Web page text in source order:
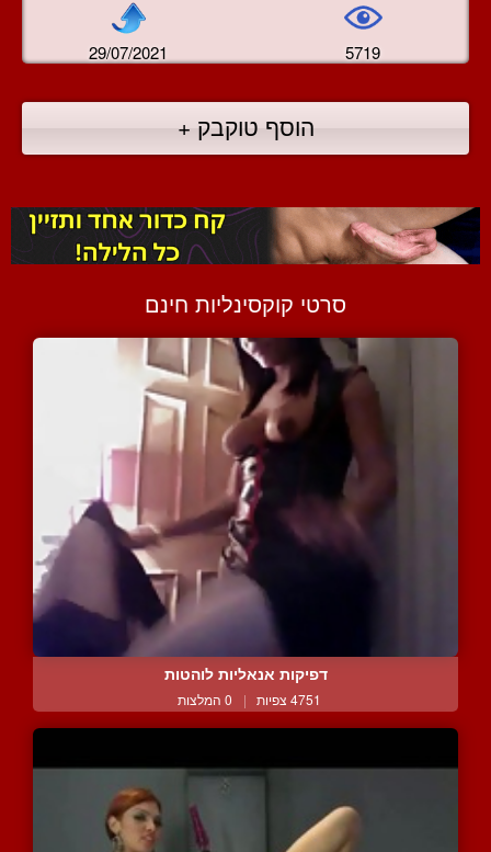
29/07/2021 5719
הוסף טוקבק +
סרטי קוקסינליות חינם
דפיקות אנאליות לוהטות
4751 צפיות | 0 המלצות